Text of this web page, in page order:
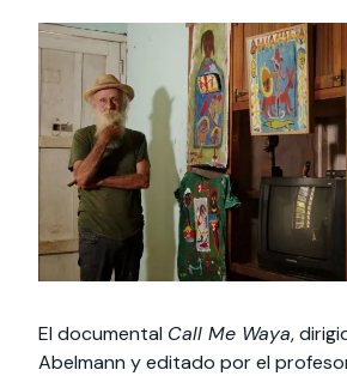
cursos
Especialidades y
estadías
Te puede
interesar:
International
students
sociedad
Extensión Cultural
Te puede interesar:Filantropía y
intercambio
Servicios y apoyos
Te puede
interesar:
Explora el campus
Uandes
El documental Call Me Waya,
Abelmann y editado por el